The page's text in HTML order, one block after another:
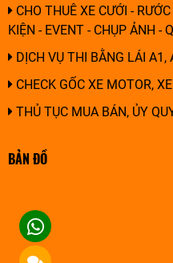
CHO THUÊ XE CƯỚI -
KIỆN - EVENT - CHỤP ẢNH -
DỊCH VỤ THI BẰNG LÁI A1,
CHECK GỐC XE MOTOR,
THỦ TỤC MUA BÁN, ỦY
BẢN ĐỒ